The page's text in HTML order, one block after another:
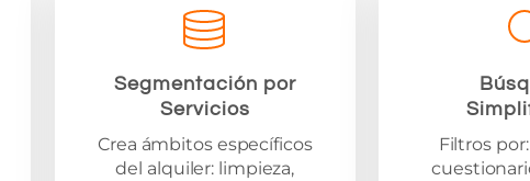
Segmentación por
Servicios
Crea ámbitos específicos
del alquiler: limpieza,
Filtros